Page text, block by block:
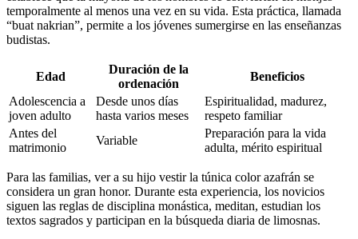
temporalmente al menos una vez en su vida. Esta práctica, llamada
“buat nakrian”, permite a los jóvenes sumergirse en las enseñanzas
budistas.
Edad
Duración de la
ordenación
Beneficios
Adolescencia a
joven adulto
Desde unos días
hasta varios meses
Espiritualidad, madurez,
respeto familiar
Antes del
matrimonio
Variable
Preparación para la vida
adulta, mérito espiritual
Para las familias, ver a su hijo vestir la túnica color azafrán se
considera un gran honor. Durante esta experiencia, los novicios
siguen las reglas de disciplina monástica, meditan, estudian los
textos sagrados y participan en la búsqueda diaria de limosnas.